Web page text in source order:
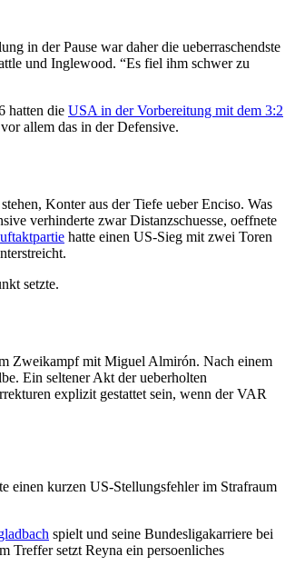
in der Pause war daher die ueberraschendste
und Inglewood. “Es fiel ihm schwer zu
hatten die USA in der Vorbereitung mit dem 3:2
allem das in der Defensive.
Konter aus der Tiefe ueber Enciso. Was
verhinderte zwar Distanzschuesse, oeffnete
hatte einen US-Sieg mit zwei Toren
setzte.
Zweikampf mit Miguel Almirón. Nach einem
Ein seltener Akt der ueberholten
explizit gestattet sein, wenn der VAR
einen kurzen US-Stellungsfehler im Strafraum
spielt und seine Bundesligakarriere bei
Treffer setzt Reyna ein persoenliches